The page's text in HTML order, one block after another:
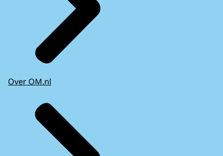
Over OM.nl